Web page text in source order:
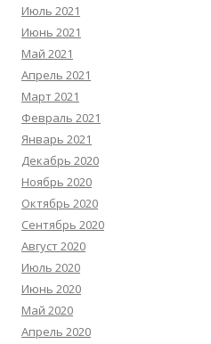
Июль 2021
Июнь 2021
Май 2021
Апрель 2021
Март 2021
Февраль 2021
Январь 2021
Декабрь 2020
Ноябрь 2020
Октябрь 2020
Сентябрь 2020
Август 2020
Июль 2020
Июнь 2020
Май 2020
Апрель 2020